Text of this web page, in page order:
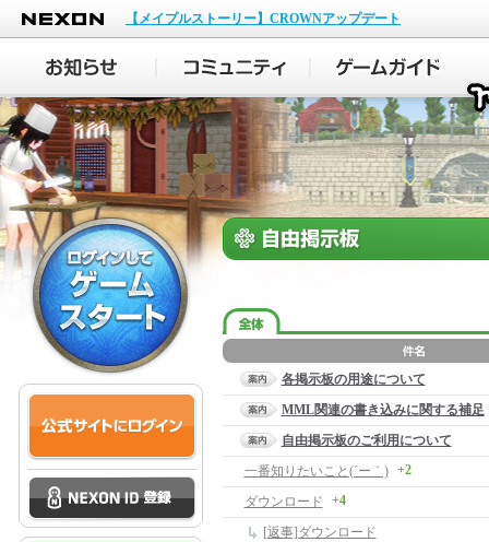
NEXON
【メイプルストーリー】CROWNアップデート
各掲示板の用途について
MML関連の書き込みに関する補足
自由掲示板のご利用について
一番知りたいこと(´ー｀)
+2
ダウンロード +4
[返事]ダウンロード